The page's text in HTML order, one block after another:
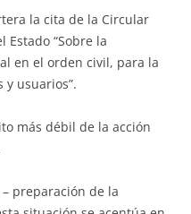
la cita de la Circular
Estado “Sobre la
en el orden civil, para la
usuarios”.
más débil de la acción
preparación de la